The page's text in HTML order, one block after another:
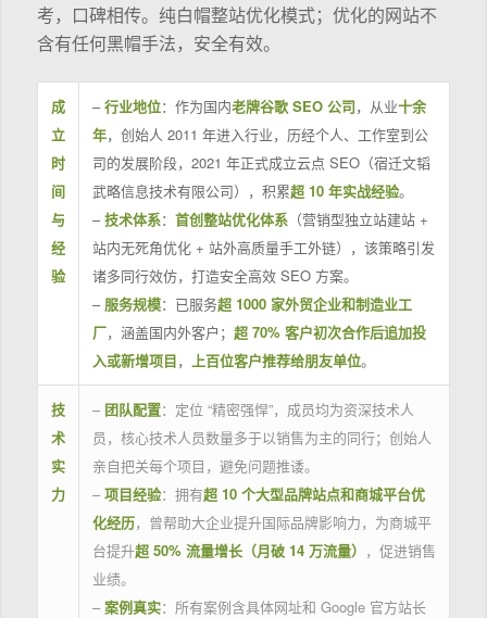
考，口碑相传。纯白帽整站优化模式；优化的网站不
含有任何黑帽手法，安全有效。
成
立
时
间
与
经
验
–行业地位：作为国内老牌谷歌 SEO 公司，从业十余
年，创始人 2011 年进入行业，历经个人、工作室到公
司的发展阶段，2021 年正式成立云点 SEO（宿迁文韬
武略信息技术有限公司），积累超 10 年实战经验。
–技术体系： 首创整站优化体系（营销型独立站建站 +
站内无死角优化 + 站外高质量手工外链），该策略引发
诸多同行效仿，打造安全高效 SEO 方案。
– 服务规模：已服务超 1000 家外贸企业和制造业工
厂，涵盖国内外客户； 超 70% 客户初次合作后追加投
入或新增项目， 上百位客户推荐给朋友单位。
技
术
实
力
– 团队配置：定位 “精密强悍”，成员均为资深技术人
员，核心技术人员数量多于以销售为主的同行；创始人
亲自把关每个项目，避免问题推诿。
– 项目经验：拥有超 10 个大型品牌站点和商城平台优
化经历，曾帮助大企业提升国际品牌影响力，为商城平
台提升超 50% 流量增长（月破 14 万流量） ，促进销售
业绩。
– 案例真实：所有案例含具体网址和 Google 官方站长